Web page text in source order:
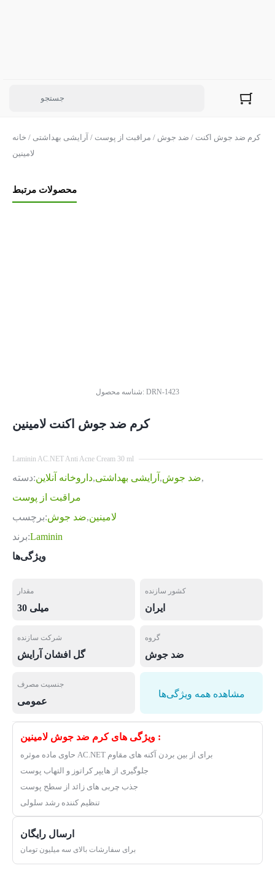
خانه / آرایشی بهداشتی / مراقبت از پوست / ضد جوش / کرم ضد جوش اکنت
لامینین
محصولات مرتبط
شناسه محصول: DRN-1423
کرم ضد جوش اکنت لامینین
Laminin AC.NET Anti Acne Cream 30 ml
دسته:داروخانه آنلاین,آرایشی بهداشتی ,ضد جوش,
مراقبت از پوست
برچسب:ضد جوش,لامینین
برند:Laminin
ویژگی‌ها
مقدار
30 میلی
کشور سازنده
ایران
شرکت سازنده
گل افشان آرایش
گروه
ضد جوش
جنسیت مصرف
عمومی
مشاهده همه ویژگی‌ها
ویژگی های کرم ضد جوش لامینین :
حاوی ماده موثره AC.NET برای از بین بردن آکنه های مقاوم
جلوگیری از هایپر کراتوز و التهاب پوست
جذب چربی های زائد از سطح پوست
تنظیم کننده رشد سلولی
ارسال رایگان
برای سفارشات بالای سه میلیون تومان